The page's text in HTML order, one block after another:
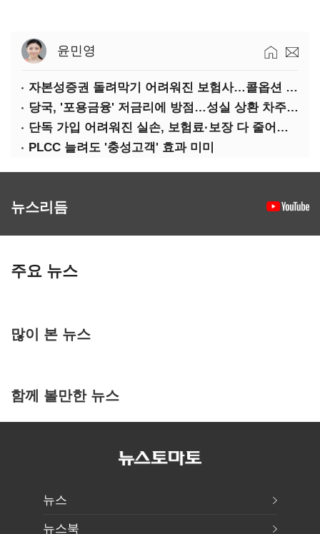
윤민영
자본성증권 돌려막기 어려워진 보험사…콜옵션 부담 급증
당국, '포용금융' 저금리에 방점…성실 상환 차주는 '역차별'
단독 가입 어려워진 실손, 보험료·보장 다 줄어든 5세대는?
PLCC 늘려도 '충성고객' 효과 미미
뉴스리듬
주요 뉴스
많이 본 뉴스
함께 볼만한 뉴스
뉴스
뉴스북